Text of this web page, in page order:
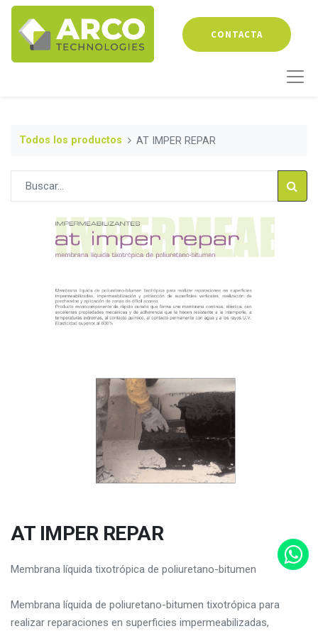
CONTACTA
Todos los productos AT IMPER REPAR
AT IMPER REPAR
Membrana líquida tixotrópica de poliuretano-bitumen
Membrana líquida de poliuretano-bitumen tixotrópica para
realizar reparaciones en superficies impermeabilizadas,